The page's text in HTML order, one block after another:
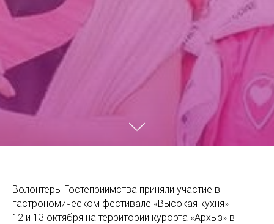
Волонтеры Гостеприимства приняли участие в
гастрономическом фестивале «Высокая кухня»
12 и 13 октября на территории курорта «Архыз» в